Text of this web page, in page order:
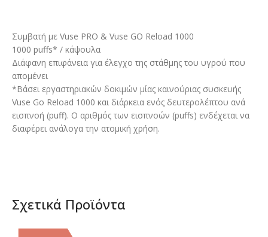
Συμβατή με Vuse PRO & Vuse GO Reload 1000
1000 puffs* / κάψουλα
Διάφανη επιφάνεια για έλεγχο της στάθμης του υγρού που
απομένει
*Βάσει εργαστηριακών δοκιμών μίας καινούριας συσκευής
Vuse Go Reload 1000 και διάρκεια ενός δευτερολέπτου ανά
εισπνοή (puff). Ο αριθμός των εισπνοών (puffs) ενδέχεται να
διαφέρει ανάλογα την ατομική χρήση.​
Σχετικά Προϊόντα